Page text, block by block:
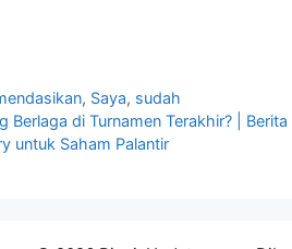
, Saya, sudah
Berlaga di Turnamen Terakhir? |
untuk Saham Palantir